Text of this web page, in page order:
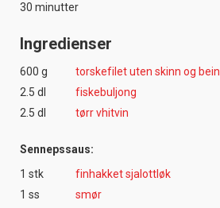
30 minutter
Ingredienser
600 g
torskefilet uten skinn og bein
2.5 dl
fiskebuljong
2.5 dl
tørr vhitvin
Sennepssaus:
1 stk
finhakket sjalottløk
1 ss
smør